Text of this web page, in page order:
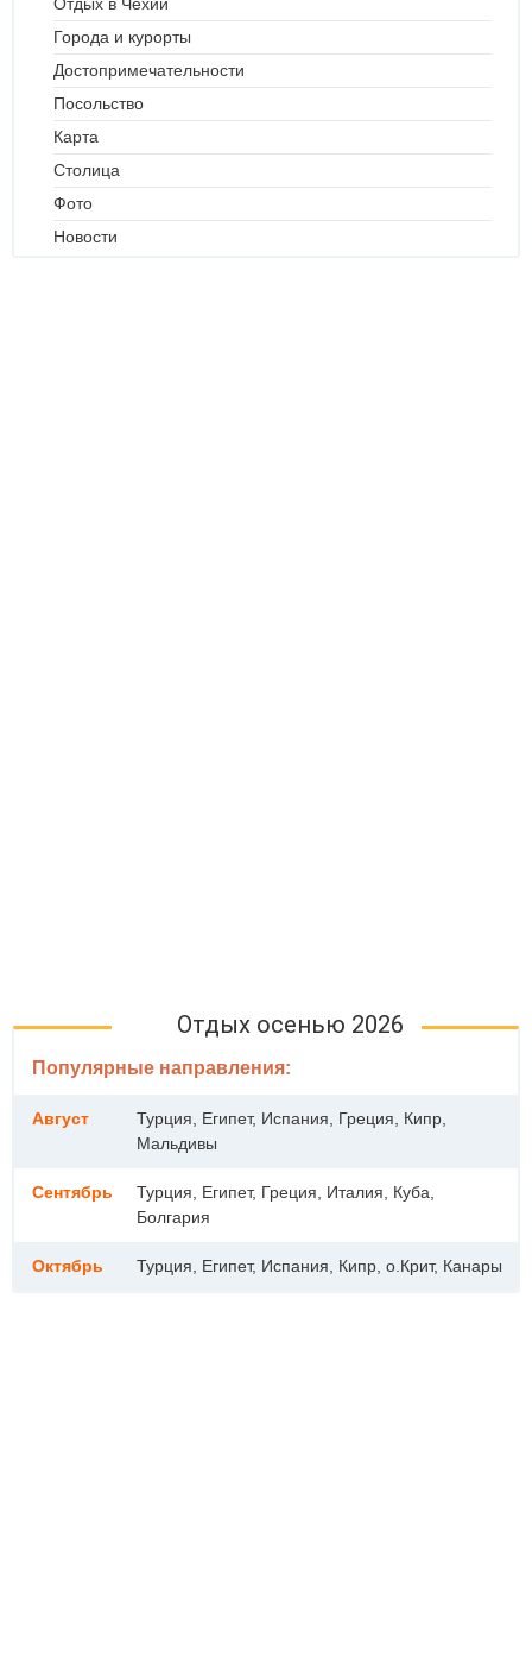
Города и курорты
Достопримечательности
Посольство
Карта
Столица
Фото
Новости
Отдых осенью 2026
Популярные направления:
Август
Турция, Египет, Испания, Греция, Кипр,
Мальдивы
Сентябрь
Турция, Египет, Греция, Италия, Куба,
Болгария
Октябрь Турция, Египет, Испания, Кипр, о.Крит, Канары